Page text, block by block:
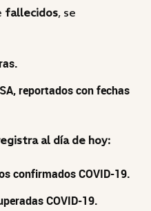
fallecidos, se
reportados con fechas
al día de hoy:
confirmados COVID-19.
COVID-19.